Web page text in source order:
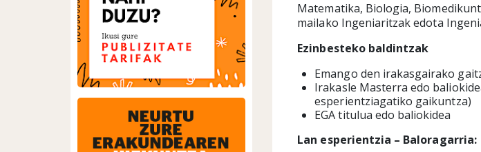
Matematika, Biologia,
mailako Ingeniaritzak edota
Ezinbesteko baldintzak
Emango den irakasgairako
Irakasle Masterra edo
esperientziagatiko gaikuntza)
EGA titulua edo baliokidea
Lan esperientzia – Baloragarria: